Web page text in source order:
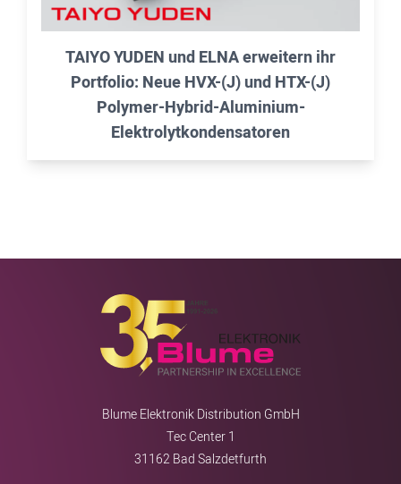
TAIYO YUDEN und ELNA erweitern ihr
Portfolio: Neue HVX-(J) und HTX-(J)
Polymer-Hybrid-Aluminium-
Elektrolytkondensatoren
Blume Elektronik Distribution GmbH
Tec Center 1
31162 Bad Salzdetfurth